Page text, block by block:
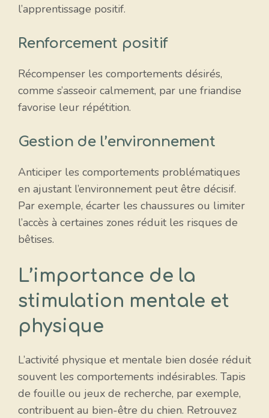
l’apprentissage positif.
Renforcement positif
Récompenser les comportements désirés,
comme s’asseoir calmement, par une friandise
favorise leur répétition.
Gestion de l’environnement
Anticiper les comportements problématiques
en ajustant l’environnement peut être décisif.
Par exemple, écarter les chaussures ou limiter
l’accès à certaines zones réduit les risques de
bêtises.
L’importance de la
stimulation mentale et
physique
L’activité physique et mentale bien dosée réduit
souvent les comportements indésirables. Tapis
de fouille ou jeux de recherche, par exemple,
contribuent au bien-être du chien. Retrouvez